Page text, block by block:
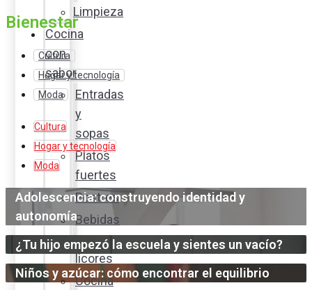
Limpieza
Cocina
con
sabor
Entradas
y
sopas
Platos
fuertes
Postres
Bebidas
y
licores
Cocina
Bienestar
Cultura
Hogar y tecnología
Moda
Cultura
Hogar y tecnología
Moda
Adolescencia: construyendo identidad y
autonomía
¿Tu hijo empezó la escuela y sientes un vacío?
Niños y azúcar: cómo encontrar el equilibrio